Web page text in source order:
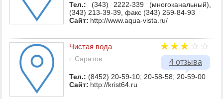
Тел.: (343) 2222-339 (многоканальный),
(343) 213-39-39, факс (343) 259-84-93
Сайт: http://www.aqua-vista.ru/
4 отзыва
Чистая вода
г. Саратов
Тел.: (8452) 20-59-10; 20-58-58; 20-59-00
Сайт: http://krist64.ru